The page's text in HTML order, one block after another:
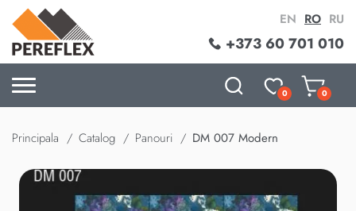
+373 60 701 010
EN RO RU
0 0
Principala Catalog Panouri DM 007 Modern